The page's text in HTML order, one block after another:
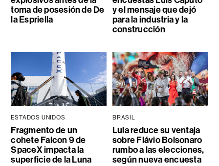
toma de posesión de De
la Espriella
y el mensaje que dejó
para la industria y la
construcción
ESTADOS UNIDOS
Fragmento de un
cohete Falcon 9 de
SpaceX impacta la
superficie de la Luna
BRASIL
Lula reduce su ventaja
sobre Flávio Bolsonaro
rumbo a las elecciones,
según nueva encuesta